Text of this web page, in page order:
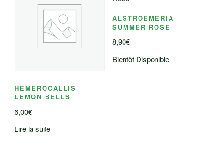
HEMEROCALLIS
LEMON BELLS
6,00€
Lire la suite
ALSTROEMERIA
SUMMER ROSE
8,90€
Bientôt Disponible